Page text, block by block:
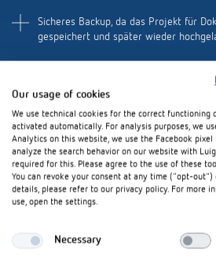
Sicheres Backup, da das Projekt für
gespeichert und später wieder
Zum App Store
Zur DALI-2 Room
Our usage of cookies
We use technical cookies for the correct functioning
activated automatically. For analysis purposes, we
Analytics on this website, we use the Facebook
analyze the search behavior on our website with
required for this. Please agree to the use of these
You can revoke your consent at any time ("opt-
details, please refer to our privacy policy. For more
use, open the settings.
Necessary